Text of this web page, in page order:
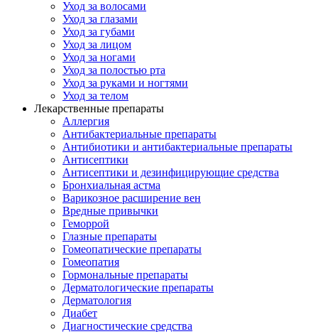
Уход за волосами
Уход за глазами
Уход за губами
Уход за лицом
Уход за ногами
Уход за полостью рта
Уход за руками и ногтями
Уход за телом
Лекарственные препараты
Аллергия
Антибактериальные препараты
Антибиотики и антибактериальные препараты
Антисептики
Антисептики и дезинфицирующие средства
Бронхиальная астма
Варикозное расширение вен
Вредные привычки
Геморрой
Глазные препараты
Гомеопатические препараты
Гомеопатия
Гормональные препараты
Дерматологические препараты
Дерматология
Диабет
Диагностические средства